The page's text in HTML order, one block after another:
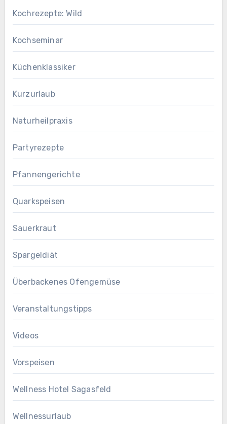
Kochrezepte: Wild
Kochseminar
Küchenklassiker
Kurzurlaub
Naturheilpraxis
Partyrezepte
Pfannengerichte
Quarkspeisen
Sauerkraut
Spargeldiät
Überbackenes Ofengemüse
Veranstaltungstipps
Videos
Vorspeisen
Wellness Hotel Sagasfeld
Wellnessurlaub